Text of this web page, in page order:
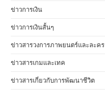
ข่าวการเงิน
ข่าวการเงินสั้นๆ
ข่าวสารวงการภาพยนตร์และละคร
ข่าวสารเกมและเทค
ข่าวสารเกี่ยวกับการพัฒนาชีวิต